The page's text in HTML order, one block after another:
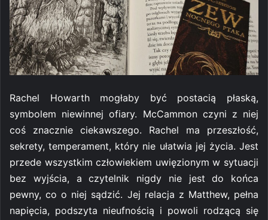
Rachel Howarth mogłaby być postacią płaską,
symbolem niewinnej ofiary. McCammon czyni z niej
coś znacznie ciekawszego. Rachel ma przeszłość,
sekrety, temperament, który nie ułatwia jej życia. Jest
przede wszystkim człowiekiem uwięzionym w sytuacji
bez wyjścia, a czytelnik nigdy nie jest do końca
pewny, co o niej sądzić. Jej relacja z Matthew, pełna
napięcia, podszyta nieufnością i powoli rodzącą się